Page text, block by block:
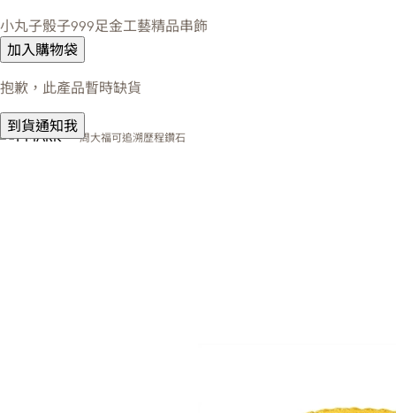
小丸子骰子999足金工藝精品串飾
加入購物袋
抱歉，此產品暫時缺貨
到貨通知我
周大福可追溯歷程鑽石